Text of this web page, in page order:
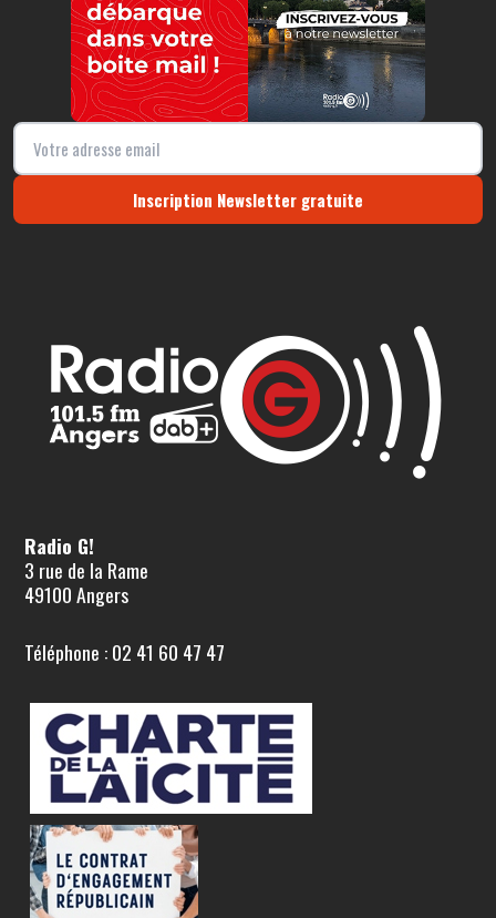
Inscription Newsletter gratuite
Radio G!
3 rue de la Rame
49100 Angers
Téléphone : 02 41 60 47 47